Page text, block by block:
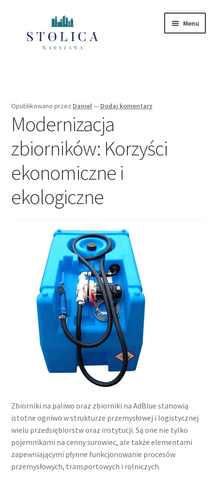
nawigacji
treści
Menu
Polityka Prywatności
Opublikowano przez Daniel — Dodaj komentarz
Modernizacja
zbiorników: Korzyści
ekonomiczne i
ekologiczne
Zbiorniki na paliwo oraz zbiorniki na AdBlue stanowią
istotne ogniwo w strukturze przemysłowej i logistycznej
wielu przedsiębiorstw oraz instytucji. Są one nie tylko
pojemnikami na cenny surowiec, ale także elementami
zapewniającymi płynne funkcjonowanie procesów
przemysłowych, transportowych i rolniczych.